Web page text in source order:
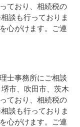
ており、相続税の
談も行っておりま
心がけます。ご連
士事務所にご相談
堺市、吹田市、茨木
ており、相続税の
談も行っておりま
心がけます。ご連